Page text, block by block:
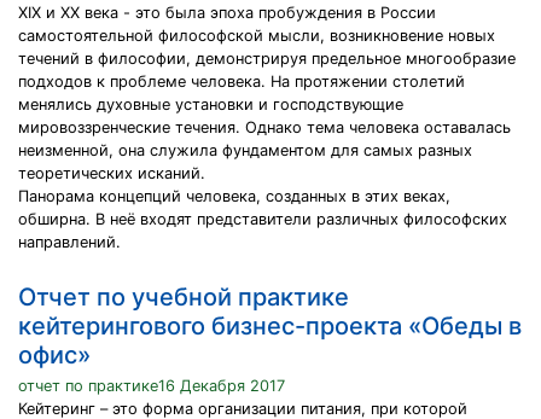
XIX и XX века - это была эпоха пробуждения в России
самостоятельной философской мысли, возникновение новых
течений в философии, демонстрируя предельное многообразие
подходов к проблеме человека. На протяжении столетий
менялись духовные установки и господствующие
мировоззренческие течения. Однако тема человека оставалась
неизменной, она служила фундаментом для самых разных
теоретических исканий.
Панорама концепций человека, созданных в этих веках,
обширна. В неё входят представители различных философских
направлений.
Отчет по учебной практике
кейтерингового бизнес-проекта «Обеды в
офис»
отчет по практике16 Декабря 2017
Кейтеринг – это форма организации питания, при которой